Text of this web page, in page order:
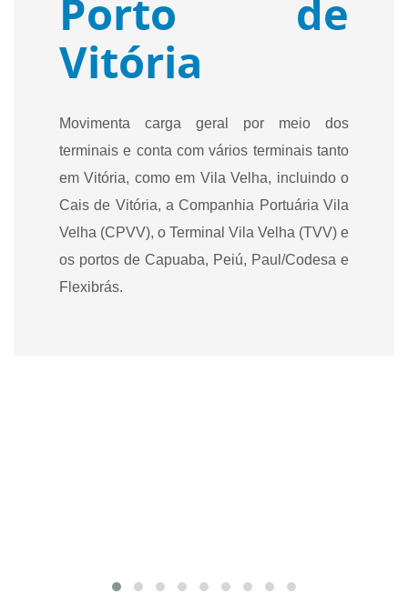
Porto de
Vitória
Movimenta carga geral por meio dos
terminais e conta com vários terminais tanto
em Vitória, como em Vila Velha, incluindo o
Cais de Vitória, a Companhia Portuária Vila
Velha (CPVV), o Terminal Vila Velha (TVV) e
os portos de Capuaba, Peiú, Paul/Codesa e
Flexibrás.